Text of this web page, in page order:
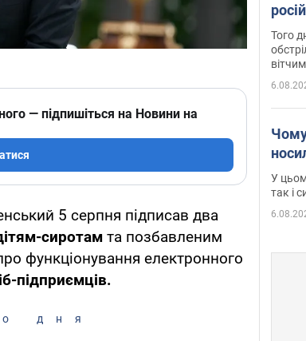
— підпишіться на Новини на
5 серпня підписав два
сиротам та позбавленим
функціонування електронного
підприємців.
дня
Того
У
так і